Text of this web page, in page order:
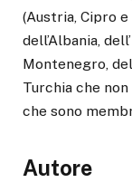
(Austria, Cipro
dell’Albania,
Montenegro,
Turchia che
che sono
Autore